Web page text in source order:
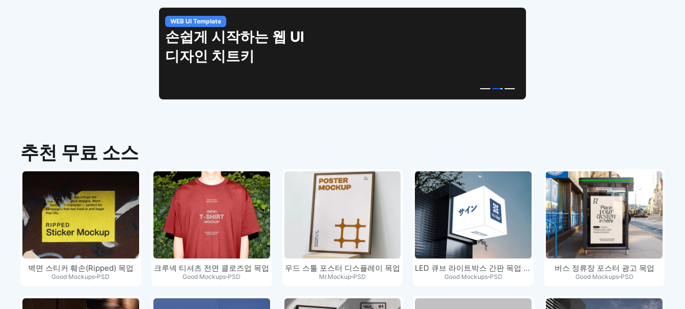
복붙으로 시작하는
추천 무료 소스
벽면 스티커 훼손(Ripped) 목업
Good Mockups PSD
크루넥 티셔츠 전면 클로즈업 목업
Good Mockups PSD
우드 스툴 포스터 디스플레이 목업
Mr.Mockup PSD
LED 큐브 라이트박스 간판 목업 PSD
Good Mockups PSD
버스 정류장 포스터 광고 목업
Good Mockups PSD